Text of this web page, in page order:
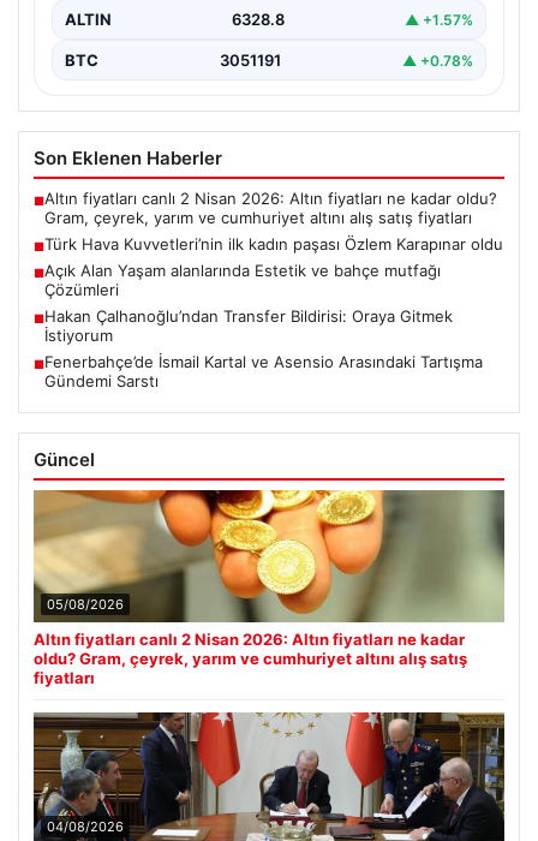
ALTIN 6328.8 ▲ +1.57%
BTC 3051191 ▲ +0.78%
Son Eklenen Haberler
■Altın fiyatları canlı 2 Nisan 2026: Altın fiyatları ne kadar oldu?
Gram, çeyrek, yarım ve cumhuriyet altını alış satış fiyatları
■Türk Hava Kuvvetleri’nin ilk kadın paşası Özlem Karapınar oldu
■Açık Alan Yaşam alanlarında Estetik ve bahçe mutfağı
Çözümleri
■Hakan Çalhanoğlu’ndan Transfer Bildirisi: Oraya Gitmek
İstiyorum
■Fenerbahçe’de İsmail Kartal ve Asensio Arasındaki Tartışma
Gündemi Sarstı
Güncel
05/08/2026
Altın fiyatları canlı 2 Nisan 2026: Altın fiyatları ne kadar
oldu? Gram, çeyrek, yarım ve cumhuriyet altını alış satış
fiyatları
04/08/2026